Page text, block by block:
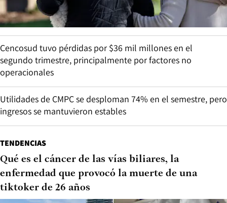
Cencosud tuvo pérdidas por $36 mil millones en el
segundo trimestre, principalmente por factores no
operacionales
Utilidades de CMPC se desploman 74% en el semestre, pero
ingresos se mantuvieron estables
TENDENCIAS
Qué es el cáncer de las vías biliares, la
enfermedad que provocó la muerte de una
tiktoker de 26 años